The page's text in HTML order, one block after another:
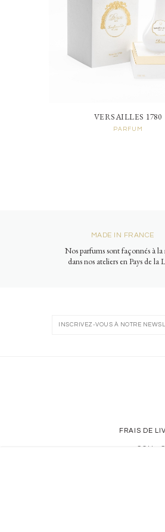
VERSAILLES 1780
PARFUM
MADE IN FRANCE
Nos parfums sont façonnés à
dans nos ateliers en Pays de la
FRAIS DE